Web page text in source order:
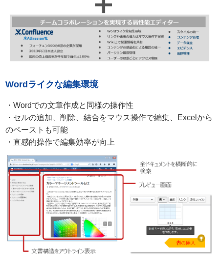
Wordライクな編集環境
・Wordでの文章作成と同様の操作性
・セルの追加、削除、結合をマウス操作で編集、Excelから
のペーストも可能
・直感的操作で編集効率が向上